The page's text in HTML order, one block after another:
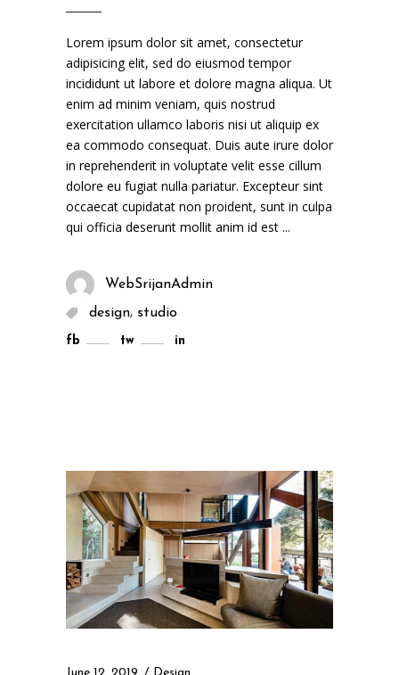
Lorem ipsum dolor sit amet, consectetur
adipisicing elit, sed do eiusmod tempor
incididunt ut labore et dolore magna aliqua. Ut
enim ad minim veniam, quis nostrud
exercitation ullamco laboris nisi ut aliquip ex
ea commodo consequat. Duis aute irure dolor
in reprehenderit in voluptate velit esse cillum
dolore eu fugiat nulla pariatur. Excepteur sint
occaecat cupidatat non proident, sunt in culpa
qui officia deserunt mollit anim id est
WebSrijanAdmin
design, studio
fb tw in